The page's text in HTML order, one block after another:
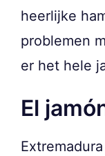
heerlijke
problemen
er het hele
El